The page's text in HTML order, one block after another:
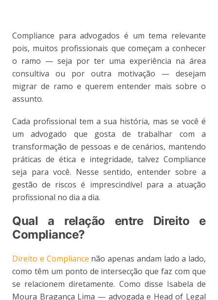
Compliance para advogados é um tema relevante
pois, muitos profissionais que começam a conhecer
o ramo — seja por ter uma experiência na área
consultiva ou por outra motivação — desejam
migrar de ramo e querem entender mais sobre o
assunto.
Cada profissional tem a sua história, mas se você é
um advogado que gosta de trabalhar com a
transformação de pessoas e de cenários, mantendo
práticas de ética e integridade, talvez Compliance
seja para você. Nesse sentido, entender sobre a
gestão de riscos é imprescindível para a atuação
profissional no dia a dia.
Qual a relação entre Direito e
Compliance?
Direito e Compliance não apenas andam lado a lado,
como têm um ponto de intersecção que faz com que
se relacionem diretamente. Como disse Isabela de
Moura Bragança Lima — advogada e Head of Legal